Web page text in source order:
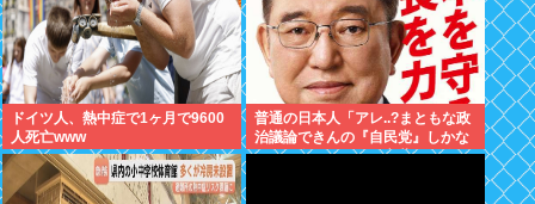
ドイツ人、熱中症で1ヶ月で9600
人死亡www
普通の日本人「アレ..?まともな政
治議論できんの『自民党』しかな
くね？左って下品な言葉しか使え